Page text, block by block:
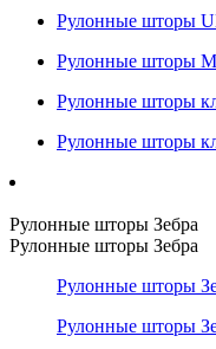
Рулонные шторы
Рулонные шторы
Рулонные шторы
Рулонные шторы
Рулонные шторы Зебра
Рулонные шторы Зебра
Рулонные шторы
Рулонные шторы